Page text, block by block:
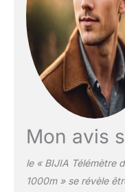
distance
droite. En
facilement
drapeau. 【
télémètre laser
doté d'un
verre
gamme offrent
La précision de
télémètre est
degré, ce qui le
pour la chasse.
Mon avis
le « BIJIA Télémètre
1000m » se révèle